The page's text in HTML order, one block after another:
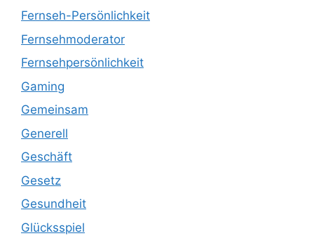
Fernseh-Persönlichkeit
Fernsehmoderator
Fernsehpersönlichkeit
Gaming
Gemeinsam
Generell
Geschäft
Gesetz
Gesundheit
Glücksspiel